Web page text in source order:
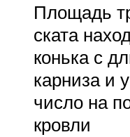
Площадь
ската
конька с
карниза и
число на
кровли